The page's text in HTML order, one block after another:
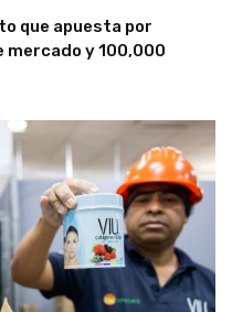
que apuesta por
mercado y 100,000